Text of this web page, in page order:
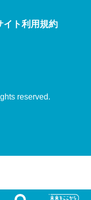
イト利用規約
reserved.